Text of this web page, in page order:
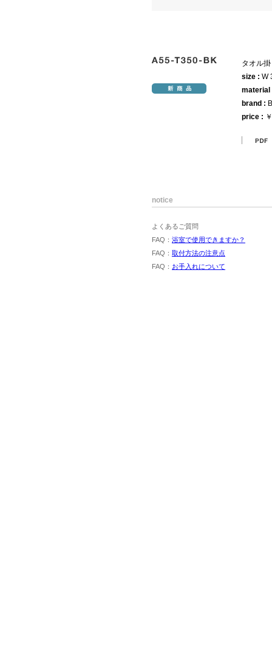
タオル掛
size : W
brand :
price :
notice
よくあるご質問
FAQ： 浴室で使用できますか？
FAQ： 取付方法の注意点
FAQ： お手入れについて